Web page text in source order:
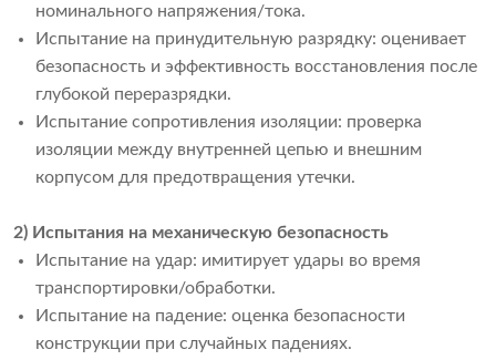
номинального напряжения/тока.
Испытание на принудительную разрядку: оценивает
безопасность и эффективность восстановления после
глубокой переразрядки.
Испытание сопротивления изоляции: проверка
изоляции между внутренней цепью и внешним
корпусом для предотвращения утечки.
2) Испытания на механическую безопасность
Испытание на удар: имитирует удары во время
транспортировки/обработки.
Испытание на падение: оценка безопасности
конструкции при случайных падениях.